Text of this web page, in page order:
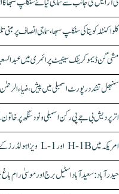
کلواکنٹلہ کویتا کی سنکلپ سبھا، سماجی انصاف پر
مشی گن ڈیموکریٹک سینیٹ پرائمری میں
سنبھل تشدد رپورٹ اسمبلی میں پیش، ضیاء
اتر پردیش بی جے پی رکن اسمبلی ونود سنگھ پر
امریکہ میں H-1B اور L-1 ویزا ہولڈرز کے لیے بڑی راحت، اب ملک چھوڑے بغیر ویزا تجدید ممکن
حیدرآباد: سعیدآباد اسٹیل برج اور موسیٰ رام باغ